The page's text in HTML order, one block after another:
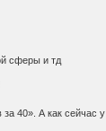
сферы и тд
40». А как сейчас